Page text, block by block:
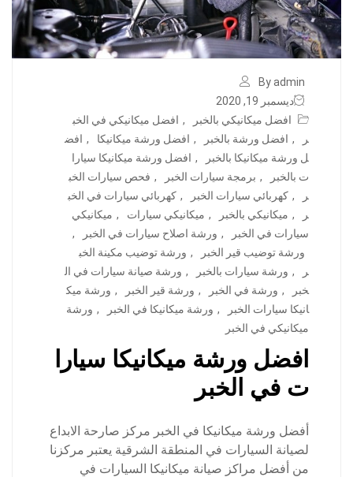
By admin
ديسمبر 19, 2020
افضل ميكانيكي بالخبر
, افضل ميكانيكي في الخب
ر
, افضل ورشة بالخبر , افضل ورشة ميكانيكا , افض
ل ورشة ميكانيكا بالخبر
, افضل ورشة ميكانيكا سيارا
ت بالخبر
, برمجة سيارات الخبر , فحص سيارات الخب
ر
, كهربائي سيارات الخبر , كهربائي سيارات في الخب
ر
, ميكانيكي بالخبر , ميكانيكي سيارات , ميكانيكي
سيارات في الخبر
, ورشة اصلاح سيارات في الخبر
,
ورشة توضيب قير الخبر
, ورشة توضيب مكينة الخب
ر
, ورشة سيارات بالخبر , ورشة صيانة سيارات في ال
خبر
, ورشة في الخبر , ورشة قير الخبر , ورشة ميك
انيكا سيارات الخبر
, ورشة ميكانيكا في الخبر , ورشة
ميكانيكي في الخبر
افضل ورشة ميكانيكا سيارا
ت في الخبر
أفضل ورشة ميكانيكا في الخبر مركز صارحة الابداع
لصيانة السيارات في المنطقة الشرقية يعتبر مركزنا
من أفضل مراكز صيانة ميكانيكا السيارات في